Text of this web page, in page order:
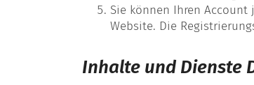
Sie können Ihren
Website. Die
Inhalte und Dienste